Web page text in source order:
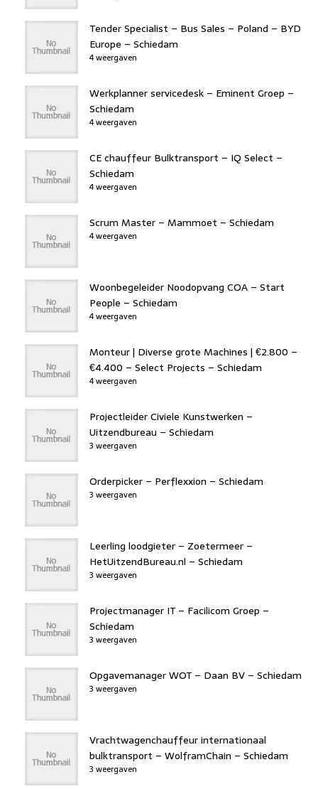
Tender Specialist – Bus Sales – Poland – BYD
Europe – Schiedam
4 weergaven
Werkplanner servicedesk – Eminent Groep –
Schiedam
4 weergaven
CE chauffeur Bulktransport – IQ Select –
Schiedam
4 weergaven
Scrum Master – Mammoet – Schiedam
4 weergaven
Woonbegeleider Noodopvang COA – Start
People – Schiedam
4 weergaven
Monteur | Diverse grote Machines | €2.800 –
€4.400 – Select Projects – Schiedam
4 weergaven
Projectleider Civiele Kunstwerken –
Uitzendbureau – Schiedam
3 weergaven
Orderpicker – Perflexxion – Schiedam
3 weergaven
Leerling loodgieter – Zoetermeer –
HetUitzendBureau.nl – Schiedam
3 weergaven
Projectmanager IT – Facilicom Groep –
Schiedam
3 weergaven
Opgavemanager WOT – Daan BV – Schiedam
3 weergaven
Vrachtwagenchauffeur internationaal
bulktransport – WolframChain – Schiedam
3 weergaven